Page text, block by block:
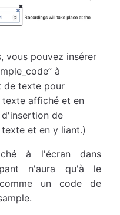
vous pouvez insérer
à
de texte pour
affiché et en
de
et en y liant.)
à l'écran dans
n'aura qu'à le
un code de